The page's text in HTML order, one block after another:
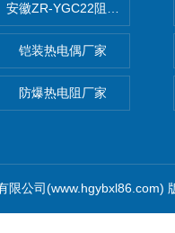
安徽ZR-YGC22阻燃硅橡胶电
铠装热电偶厂家
防爆热电阻厂家
限公司(www.hgybxl86.com)